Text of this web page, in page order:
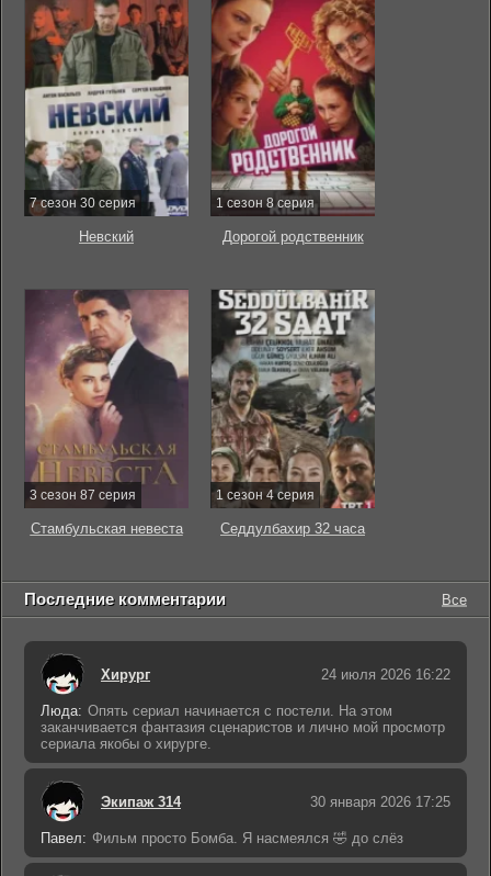
7 сезон 30 серия
Невский
1 сезон 8 серия
Дорогой родственник
3 сезон 87 серия
Стамбульская невеста
1 сезон 4 серия
Седдулбахир 32 часа
Последние комментарии Все
Хирург 24 июля 2026 16:22
Люда: Опять сериал начинается с постели. На этом
заканчивается фантазия сценаристов и лично мой просмотр
сериала якобы о хирурге.
Экипаж 314 30 января 2026 17:25
Павел: Фильм просто Бомба. Я насмеялся 🤣 до слёз